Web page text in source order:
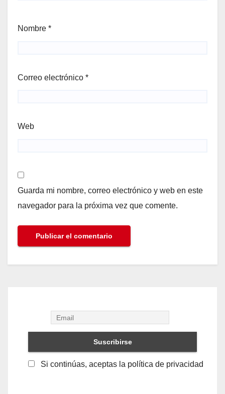
Nombre *
Correo electrónico *
Web
Guarda mi nombre, correo electrónico y web en este
navegador para la próxima vez que comente.
Si continúas, aceptas la política de privacidad